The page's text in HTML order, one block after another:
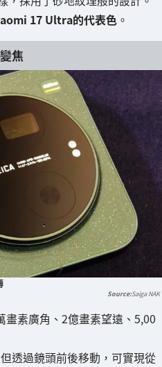
17 Ultra的代表色 。
焦
Saiga NAK
素廣角、2億畫素望遠、5,00
透過鏡頭前後移動，可實現從